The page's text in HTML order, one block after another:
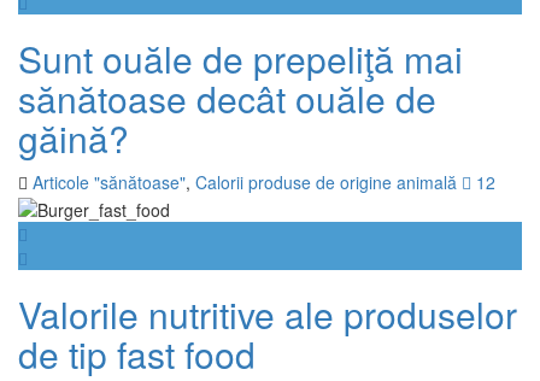
Sunt ouăle de prepeliţă mai
sănătoase decât ouăle de
găină?
Articole "sănătoase", Calorii produse de origine animală 12
Valorile nutritive ale produselor
de tip fast food